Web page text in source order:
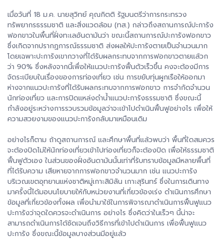
เมื่อวันที่ 18 ม.ค. นายสุวิทย์ คุณกิตติ รัฐมนตรีว่าการกระทรวง
ทรัพยากรธรรมชาติ และสิ่งแวดล้อม (ทส.) กล่าวถึงสถานการณ์ปะการัง
ฟอกขาวในพื้นที่ฝั่งทะเลอันดามันว่า ขณะนี้สถานการณ์ปะการังฟอกขาว
ซึ่งเกิดจากปรากฏการณ์ธรรมชาติ ส่งผลให้ปะการังตายเป็นจำนวนมาก
โดยเฉพาะปะการังเขากวางที่ได้รับผลกระทบจากการฟอกขาวตายแล้วก
ว่า 90% ซึ่งหลังจากนี้เพื่อให้แนวปะการังฟื้นตัวเร็วขึ้น คงจะต้องมีการ
จัดระเบียบในเรื่องของการท่องเที่ยว เช่น การขยับทุ่นผูกเรือให้ออกมา
ห่างจากแนวปะการังที่ได้รับผลกระทบจากการฟอกขาว การจำกัดจำนวน
นักท่องเที่ยว และการปิดแหล่งดำน้ำแนวปะการังธรรมชาติ ซึ่งขณะนี้
กำลังอยู่ระหว่างการรวบรวมข้อมูลว่าจะเข้าไปดำเนินฟื้นฟูอย่างไร เพื่อให้
ความสวยงามของแนวปะการังกลับมาเหมือนเดิม
อย่างไรก็ตาม ถ้าดูสถานการณ์ และศึกษาพื้นที่แล้วพบว่า พื้นที่ใดสมควร
จะต้องปิดไม่ให้นักท่องเที่ยวเข้าไปท่องเที่ยวก็จะต้องปิด เพื่อให้ธรรมชาติ
ฟื้นฟูตัวเอง ในส่วนของฝั่งอันดามันนั้นเท่าที่รับทราบข้อมูลมีหลายพื้นที่
ที่ได้รับความ เสียหายจากการฟอกขาวจำนวนมาก เช่น แนวปะการัง
บริเวณเขตอุทยานแห่งชาติหมู่เกาะสิมิลัน เกาะสุรินทร์ ซึ่งในการเดินทาง
มาครั้งนี้ได้มอบนโยบายให้กับหน่วยงานที่เกี่ยวข้องเร่ง ดำเนินการศึกษา
ข้อมูลที่เกี่ยวข้องทั้งผล เพื่อนำมาใช้ในการพิจารณาดำเนินการฟื้นฟูแนว
ปะการังว่าจุดใดควรจะดำเนินการ อย่างไร ซึ่งคิดว่าในเร็วๆ นี้น่าจะ
สามารถดำเนินการได้ชัดเจนถึงวิธีการที่เข้าไปดำเนินการ เพื่อฟื้นฟูแนว
ปะการัง ซึ่งขณะนี้ข้อมูลบางส่วนมีอยู่แล้ว